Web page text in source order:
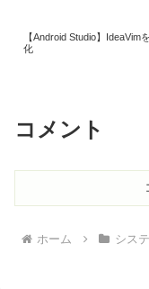
【Android Studio】IdeaVim
化
コメント
ホーム シス